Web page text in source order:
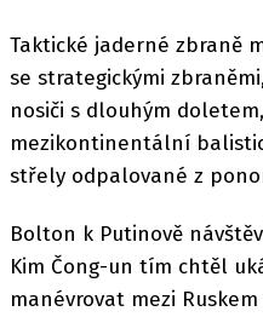
Taktické jaderné zbraně
se strategickými
nosiči s dlouhým
mezikontinentální
střely odpalované z
Bolton k Putinově
Kim Čong-un tím chtěl
manévrovat mezi